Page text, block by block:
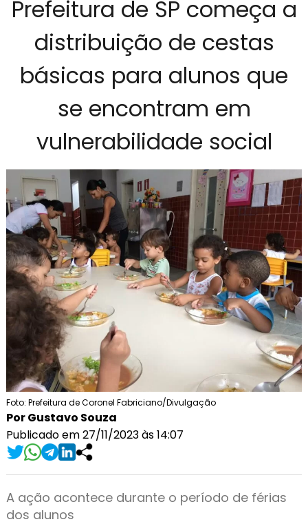
Prefeitura de SP começa a
distribuição de cestas
básicas para alunos que
se encontram em
vulnerabilidade social
Foto: Prefeitura de Coronel Fabriciano/Divulgação
Por Gustavo Souza
Publicado em 27/11/2023 às 14:07
A ação acontece durante o período de férias
dos alunos